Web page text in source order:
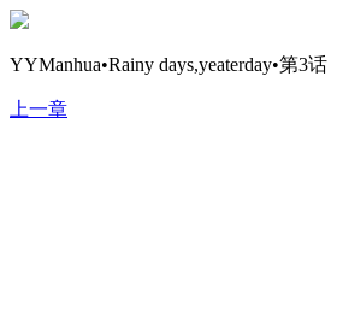
YYManhua•Rainy days,yeaterday•第3话
上一章